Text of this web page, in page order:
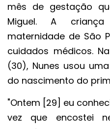
mês de gestação
Miguel. A
maternidade de São
cuidados médicos.
(30), Nunes usou
do nascimento do
"Ontem [29] eu
vez que encostei